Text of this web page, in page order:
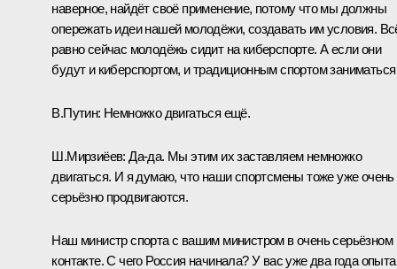
наверное, найдёт своё применение, потому что мы должны
опережать идеи нашей молодёжи, создавать им условия.
равно сейчас молодёжь сидит на киберспорте. А если они
будут и киберспортом, и традиционным спортом
В.Путин: Немножко двигаться ещё.
Ш.Мирзиёев: Да-да. Мы этим их заставляем немножко
двигаться. И я думаю, что наши спортсмены тоже уже очень
серьёзно продвигаются.
Наш министр спорта с вашим министром в очень серьёзном
контакте. С чего Россия начинала? У вас уже два года опыта